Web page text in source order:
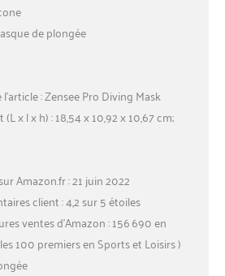
de plongée
: Zensee Pro Diving Mask
x l x h) : 18,54 x 10,92 x 10,67 cm;
Amazon.fr : 21 juin 2022
client : 4,2 sur 5 étoiles
ventes d’Amazon : 156 690 en
100 premiers en Sports et Loisirs )